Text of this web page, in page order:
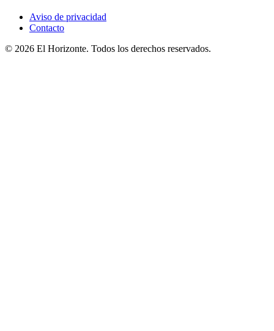
Aviso de privacidad
Contacto
© 2026 El Horizonte. Todos los derechos reservados.